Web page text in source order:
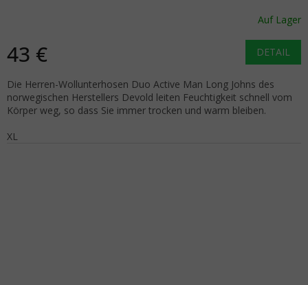
Auf Lager
43 € DETAIL
Die Herren-Wollunterhosen Duo Active Man Long Johns des
norwegischen Herstellers Devold leiten Feuchtigkeit schnell vom
Körper weg, so dass Sie immer trocken und warm bleiben.
XL